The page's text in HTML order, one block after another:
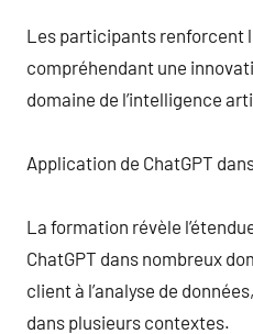
Les participants renforcent
compréhendant une
domaine de l’intelligence
Application de ChatGPT
La formation révèle
ChatGPT dans nombreux
client à l’analyse de
dans plusieurs contextes.